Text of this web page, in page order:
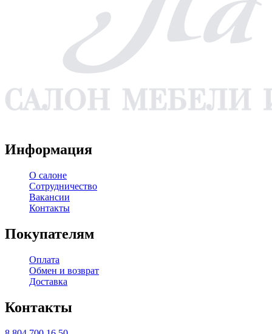
Информация
О салоне
Сотрудничество
Вакансии
Контакты
Покупателям
Оплата
Обмен и возврат
Доставка
Контакты